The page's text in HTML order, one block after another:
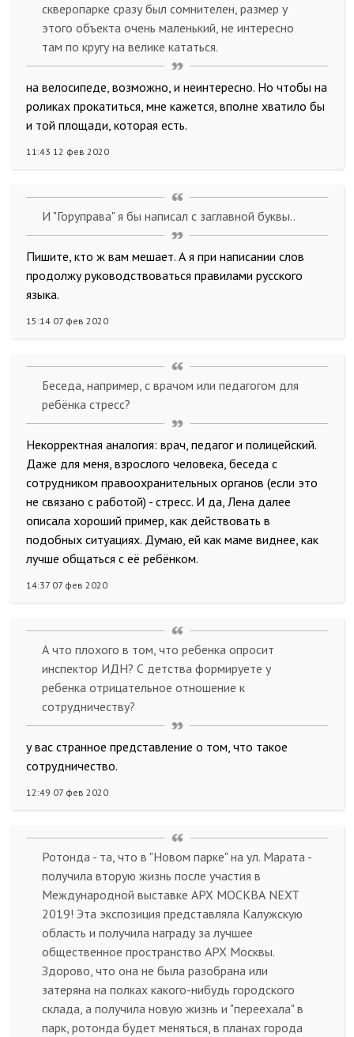
скверопарке сразу был сомнителен, размер у
этого объекта очень маленький, не интересно
там по кругу на велике кататься.
на велосипеде, возможно, и неинтересно. Но чтобы на
роликах прокатиться, мне кажется, вполне хватило бы
и той площади, которая есть.
11:43 12 фев 2020
И "Горуправа" я бы написал с заглавной буквы..
Пишите, кто ж вам мешает. А я при написании слов
продолжу руководствоваться правилами русского
языка.
15:14 07 фев 2020
Беседа, например, с врачом или педагогом для
ребёнка стресс?
Некорректная аналогия: врач, педагог и полицейский.
Даже для меня, взрослого человека, беседа с
сотрудником правоохранительных органов (если это
не связано с работой) - стресс. И да, Лена далее
описала хороший пример, как действовать в
подобных ситуациях. Думаю, ей как маме виднее, как
лучше общаться с её ребёнком.
14:37 07 фев 2020
А что плохого в том, что ребенка опросит
инспектор ИДН? С детства формируете у
ребенка отрицательное отношение к
сотрудничеству?
у вас странное представление о том, что такое
сотрудничество.
12:49 07 фев 2020
Ротонда - та, что в "Новом парке" на ул. Марата -
получила вторую жизнь после участия в
Международной выставке АРХ МОСКВА NEXT
2019! Эта экспозиция представляла Калужскую
область и получила награду за лучшее
общественное пространство АРХ Москвы.
Здорово, что она не была разобрана или
затеряна на полках какого-нибудь городского
склада, а получила новую жизнь и "переехала" в
парк, ротонда будет меняться, в планах города